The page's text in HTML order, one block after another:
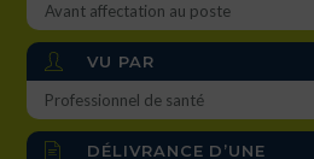
Avant affectation au poste
VU PAR
Professionnel de santé
DÉLIVRANCE D’UNE